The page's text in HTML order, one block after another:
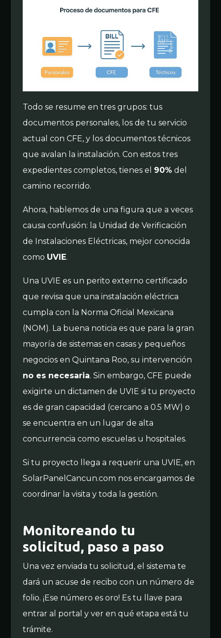
Todo se resume en tres grupos: tus
documentos personales, los de tu servicio
actual con CFE, y los documentos técnicos
que avalan la instalación. Con estos tres
expedientes completos, tienes el 90% del
camino recorrido.
Ahora, hablemos de una figura que a veces
causa confusión: la Unidad de Verificación
de Instalaciones Eléctricas, mejor conocida
como UVIE.
Una UVIE es un perito externo certificado
que revisa que una instalación eléctrica
cumpla con la Norma Oficial Mexicana
(NOM). La buena noticia es que para la gran
mayoría de sistemas en casas y pequeños
negocios en Quintana Roo, su intervención
no es necesaria. Sin embargo, CFE puede
exigirte un dictamen de UVIE si tu proyecto
es de gran capacidad (cercano a 0.5 MW) o
se encuentra en un lugar de alta
concurrencia como escuelas u hospitales.
Si tu proyecto llega a requerir una UVIE, en
SolarPanelCancun.com nos encargamos de
coordinar la visita y toda la gestión.
Monitoreando tu
solicitud, paso a paso
Una vez enviada tu solicitud, el sistema te
dará un acuse de recibo con un número de
folio. ¡Ese número es oro! Es tu llave para
entrar al portal y ver en qué etapa está tu
trámite.